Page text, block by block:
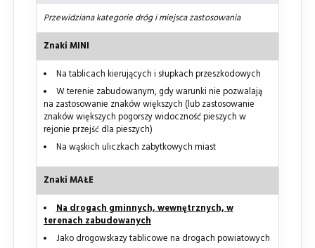
Przewidziana kategorie dróg i miejsca zastosowania
Znaki MINI
Na tablicach kierujących i słupkach przeszkodowych
W terenie zabudowanym, gdy warunki nie pozwalają
na zastosowanie znaków większych (lub zastosowanie
znaków większych pogorszy widoczność pieszych w
rejonie przejść dla pieszych)
Na wąskich uliczkach zabytkowych miast
Znaki MAŁE
Na drogach gminnych, wewnętrznych, w
terenach zabudowanych
Jako drogowskazy tablicowe na drogach powiatowych